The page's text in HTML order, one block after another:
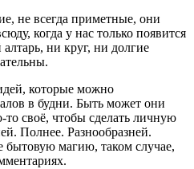
не всегда приметные, они
когда у нас только появится
ни круг, ни долгие
которые можно
в будни. Быть может они
то своё, чтобы сделать личную
Полнее. Разнообразней.
магию, таком случае,